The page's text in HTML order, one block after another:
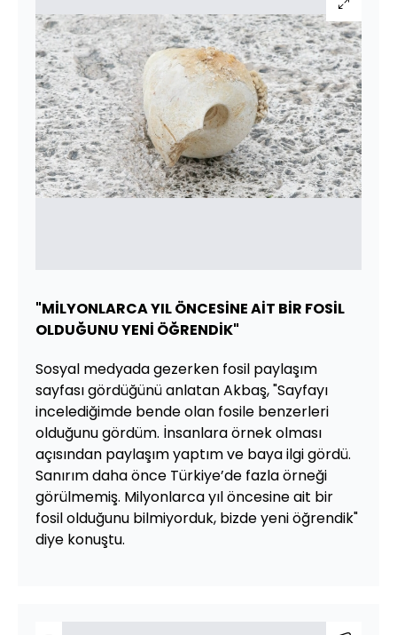
"MİLYONLARCA YIL ÖNCESİNE AİT BİR FOSİL
OLDUĞUNU YENİ ÖĞRENDİK"
Sosyal medyada gezerken fosil paylaşım
sayfası gördüğünü anlatan Akbaş, "Sayfayı
incelediğimde bende olan fosile benzerleri
olduğunu gördüm. İnsanlara örnek olması
açısından paylaşım yaptım ve baya ilgi gördü.
Sanırım daha önce Türkiye’de fazla örneği
görülmemiş. Milyonlarca yıl öncesine ait bir
fosil olduğunu bilmiyorduk, bizde yeni öğrendik"
diye konuştu.